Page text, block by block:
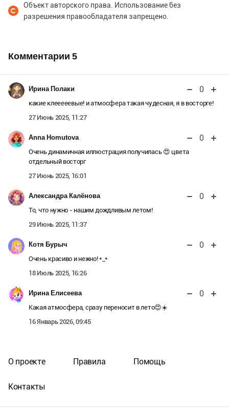
Объект авторского права. Использование без
разрешения правообладателя запрещено.
Комментарии 5
Ирина Полаки 0
какие клееееевые! и атмосфера такая чудесная, я в восторге!
27 Июнь 2025, 11:27
Anna Homutova 0
Очень динамичная иллюстрация получилась 😍 цвета
отдельный восторг
27 Июнь 2025, 16:01
Александра Калёнова 0
То, что нужно - нашим дождливым летом!
29 Июнь 2025, 11:37
Котя Бурыч 0
Очень красиво и нежно! *_*
18 Июль 2025, 16:26
Ирина Елисеева 0
Какая атмосфера, сразу переносит в лето😍☀️
16 Январь 2026, 09:45
О проекте Правила Помощь
Контакты